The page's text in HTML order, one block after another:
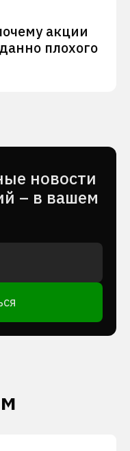
акции
плохого
новости
– в вашем